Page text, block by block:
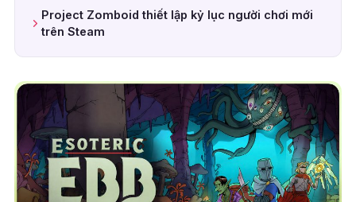
Project Zomboid thiết lập kỷ lục người chơi mới
trên Steam